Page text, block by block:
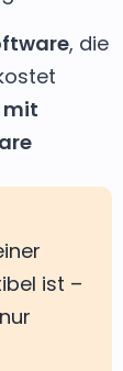
, die
mit
ist –